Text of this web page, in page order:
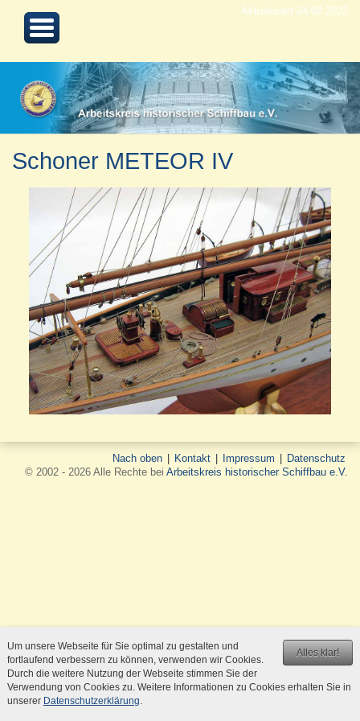
Aktualisiert 24.08.2022
Schoner METEOR IV
Nach oben Kontakt Impressum
Datenschutz
© 2002 - 2026 Alle Rechte bei Arbeitskreis historischer Schiffbau e.V.
Alles klar!
Um unsere Webseite für Sie optimal zu gestalten und
fortlaufend verbessern zu können, verwenden wir Cookies.
Durch die weitere Nutzung der Webseite stimmen Sie der
Verwendung von Cookies zu. Weitere Informationen zu Cookies erhalten Sie in
unserer Datenschutzerklärung